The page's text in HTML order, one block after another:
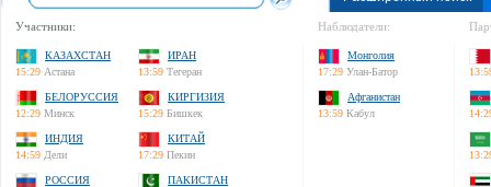
Участники:
КАЗАХСТАН
15:29 Астана
ИРАН
13:59 Тегеран
БЕЛОРУССИЯ
12:29 Минск
КИРГИЗИЯ
15:29 Бишкек
ИНДИЯ
14:59 Дели
КИТАЙ
17:29 Пекин
РОССИЯ
ПАКИСТАН
Наблюдатели:
Монголия
17:29 Улан-Батор
Афганистан
13:59 Кабул